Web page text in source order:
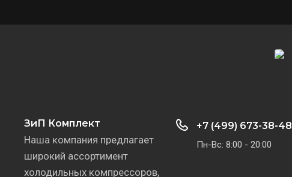
ЗиП Комплект
Наша компания предлагает
широкий ассортимент
холодильных компрессоров,
+7 (499) 673-38-48
Пн-Вс: 8:00 - 20:00